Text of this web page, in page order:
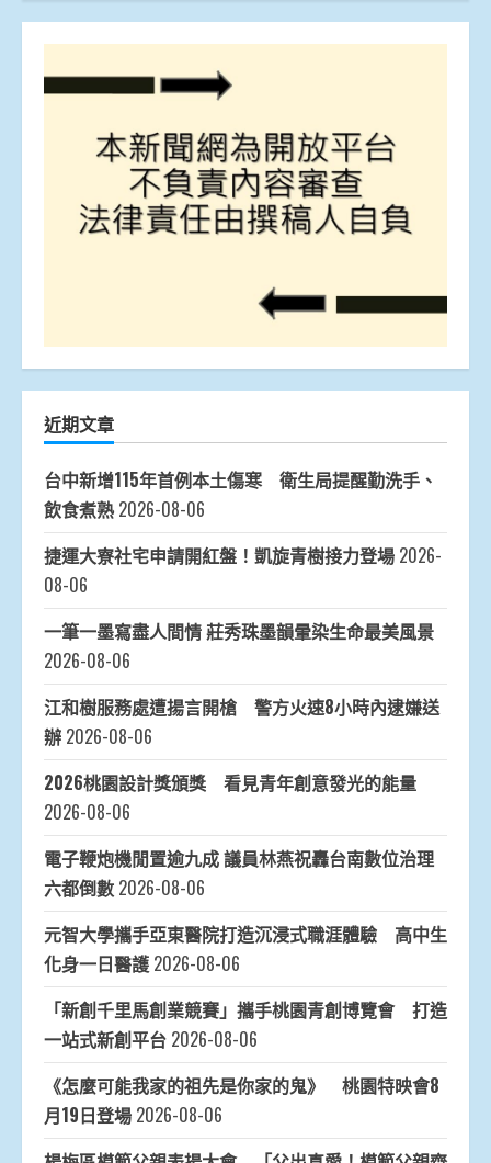
近期文章
台中新增115年首例本土傷寒 衛生局提醒勤洗手、
飲食煮熟 2026-08-06
捷運大寮社宅申請開紅盤！凱旋青樹接力登場 2026-
08-06
一筆一墨寫盡人間情 莊秀珠墨韻暈染生命最美風景
2026-08-06
江和樹服務處遭揚言開槍 警方火速8小時內逮嫌送
辦 2026-08-06
2026桃園設計獎頒獎 看見青年創意發光的能量
2026-08-06
電子鞭炮機閒置逾九成 議員林燕祝轟台南數位治理
六都倒數 2026-08-06
元智大學攜手亞東醫院打造沉浸式職涯體驗 高中生
化身一日醫護 2026-08-06
「新創千里馬創業競賽」攜手桃園青創博覽會 打造
一站式新創平台 2026-08-06
《怎麼可能我家的祖先是你家的鬼》 桃園特映會8
月19日登場 2026-08-06